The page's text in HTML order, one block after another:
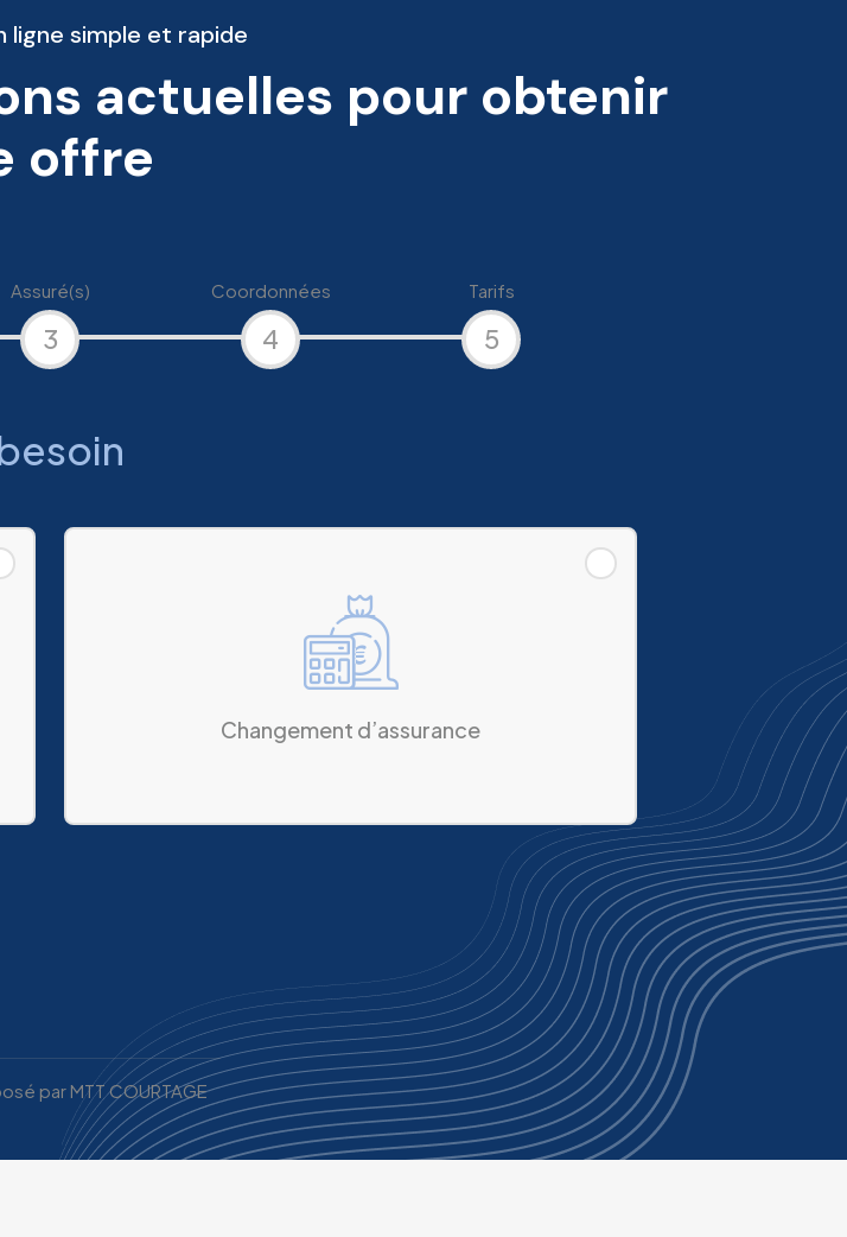
ligne simple et rapide
actuelles pour obtenir
offre